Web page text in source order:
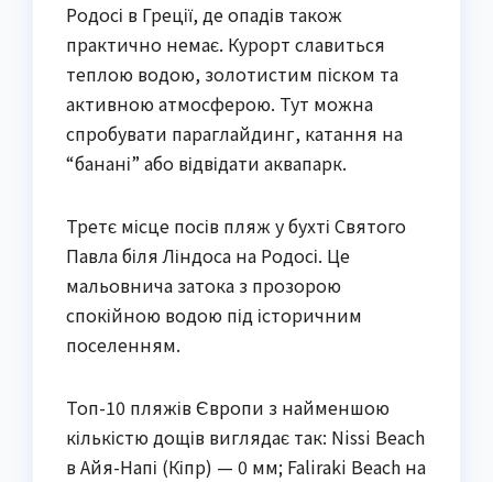
Родосі в Греції, де опадів також
практично немає. Курорт славиться
теплою водою, золотистим піском та
активною атмосферою. Тут можна
спробувати параглайдинг, катання на
“банані” або відвідати аквапарк.
Третє місце посів пляж у бухті Святого
Павла біля Ліндоса на Родосі. Це
мальовнича затока з прозорою
спокійною водою під історичним
поселенням.
Топ-10 пляжів Європи з найменшою
кількістю дощів виглядає так: Nissi Beach
в Айя-Напі (Кіпр) — 0 мм; Faliraki Beach на